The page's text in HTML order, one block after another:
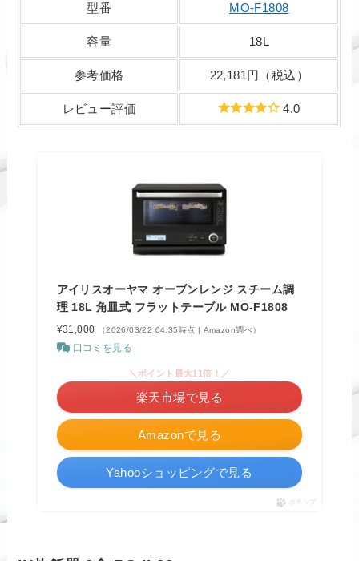
型番 MO-F1808
容量 18L
参考価格 22,181円（税込）
レビュー評価 4.0
アイリスオーヤマ オーブンレンジ スチーム調
理 18L 角皿式 フラットテーブル MO-F1808
¥31,000 （2026/03/22 04:35時点 | Amazon調べ）
口コミを見る
Amazonで見る
＼ポイント最大11倍！／
楽天市場で見る
Yahooショッピングで見る
ポチップ